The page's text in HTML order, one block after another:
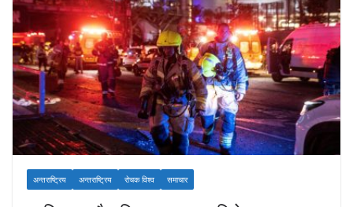
अन्तराष्ट्रिय अन्तराष्ट्रिय रोचक विश्व समाचार